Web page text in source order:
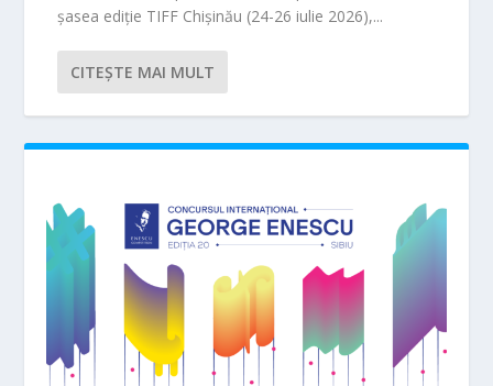
șasea ediție TIFF Chișinău (24-26 iulie 2026),...
CITEŞTE MAI MULT